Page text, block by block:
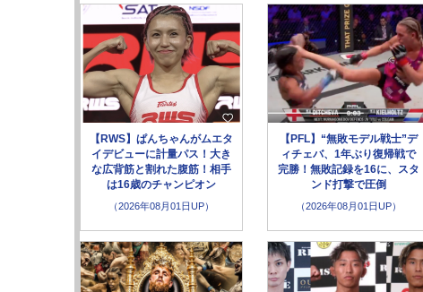
【RWS】ぱんちゃんがムエタ
イデビューに計量パス！大き
な広背筋と割れた腹筋！相手
は16歳のチャンピオン
（2026年08月01日UP）
【PFL】“無敗モデル戦士”デ
ィチェバ、1年ぶり復帰戦で
完勝！無敗記録を16に、スタ
ンド打撃で圧倒
（2026年08月01日UP）